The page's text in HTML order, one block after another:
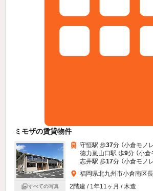
ミモザの賃貸物件
すべての写真
守恒駅 歩37分 （小倉モノレ
徳力嵐山口駅 歩9分 （小倉
志井駅 歩17分 （小倉モノレ
福岡県北九州市小倉南区
2階建 / 1年11ヶ月 / 木造